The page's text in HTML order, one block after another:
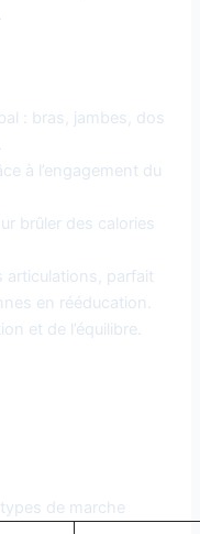
: bras, jambes, dos
à l’engagement du
brûler des calories
articulations, parfait
en rééducation.
et de l’équilibre.
de marche